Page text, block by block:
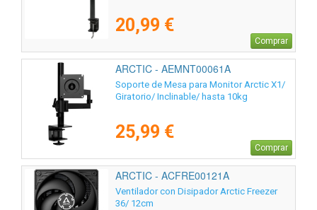
20,99 €
Comprar
ARCTIC - AEMNT00061A
Soporte de Mesa para Monitor Arctic X1/
Giratorio/ Inclinable/ hasta 10kg
25,99 €
Comprar
ARCTIC - ACFRE00121A
Ventilador con Disipador Arctic Freezer
36/ 12cm